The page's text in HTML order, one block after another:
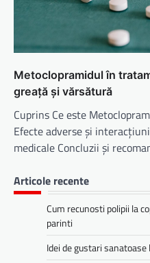
Metoclopramidul în
greață și vărsătură
Cuprins Ce este
Efecte adverse și
medicale Concluzii și
Articole recente
Cum recunosti polipii la
parinti
Idei de gustari sanatoase